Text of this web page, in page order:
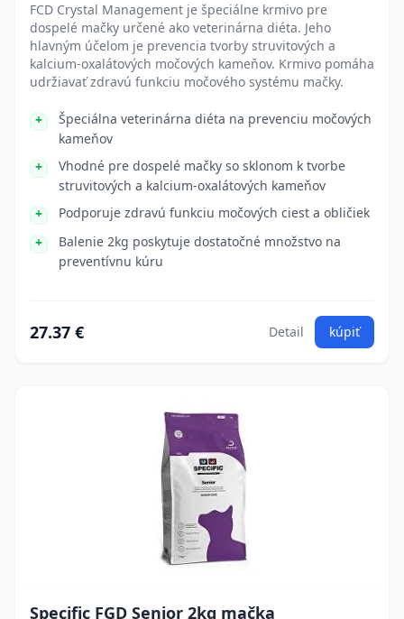
FCD Crystal Management je špeciálne krmivo pre
dospelé mačky určené ako veterinárna diéta. Jeho
hlavným účelom je prevencia tvorby struvitových a
kalcium-oxalátových močových kameňov. Krmivo pomáha
udržiavať zdravú funkciu močového systému mačky.
Špeciálna veterinárna diéta na prevenciu močových
kameňov
Vhodné pre dospelé mačky so sklonom k tvorbe
struvitových a kalcium-oxalátových kameňov
Podporuje zdravú funkciu močových ciest a obličiek
Balenie 2kg poskytuje dostatočné množstvo na
preventívnu kúru
27.37 € Detail kúpiť
Specific FGD Senior 2kg mačka